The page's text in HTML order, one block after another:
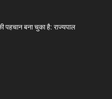
पहचान बना चुका है: राज्यपाल